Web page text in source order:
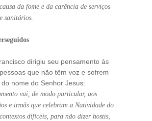
da fome e da carência de serviços
sanitários.
dirigiu seu pensamento às
que não têm voz e sofrem
nome do Senhor Jesus:
vai, de modo particular, aos
e irmãs que celebram a Natividade do
difíceis, para não dizer hostis,